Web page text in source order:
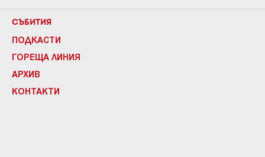
СЪБИТИЯ
ПОДКАСТИ
ГОРЕЩА ЛИНИЯ
АРХИВ
КОНТАКТИ